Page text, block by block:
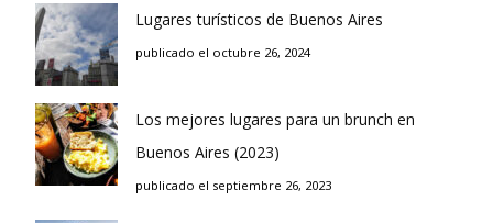
Lugares turísticos de Buenos Aires
publicado el octubre 26, 2024
Los mejores lugares para un brunch en
Buenos Aires (2023)
publicado el septiembre 26, 2023